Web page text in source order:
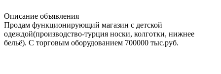
Описание объявления
Продам функционирующий магазин с детской
одеждой(производство-турция носки, колготки, нижнее
бельё). С торговым оборудованием 700000 тыс.руб.